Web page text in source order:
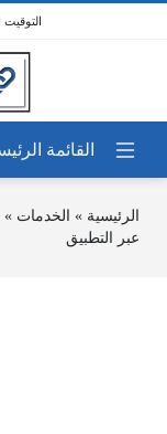
الرئيسية » الخدمات »
عبر التطبيق